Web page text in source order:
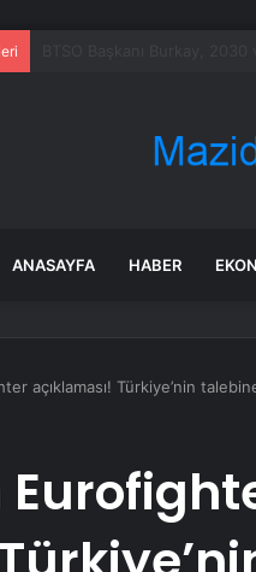
ANASAYFA HABER
açıklaması! Türkiye’nin